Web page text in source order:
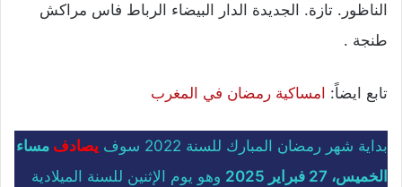
الناظور. تازة. الجديدة الدار البيضاء الرباط فاس مراكش
طنجة .
تابع ايضاً: امساكية رمضان في المغرب
بداية شهر رمضان المبارك للسنة 2022 سوف يصادف مساء
الخميس، 27 فبراير 2025
وهو يوم الإثنين للسنة الميلادية